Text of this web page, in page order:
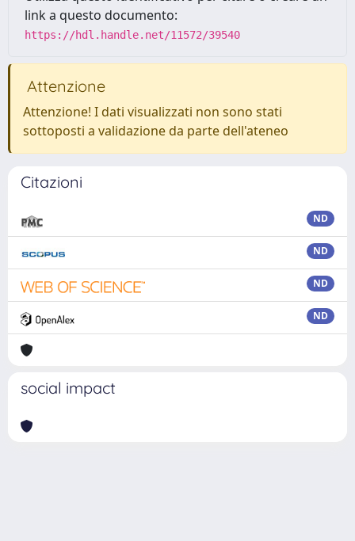
link a questo documento:
https://hdl.handle.net/11572/39540
Attenzione
Attenzione! I dati visualizzati non sono stati
sottoposti a validazione da parte dell'ateneo
Citazioni
ND
ND
ND
ND
social impact